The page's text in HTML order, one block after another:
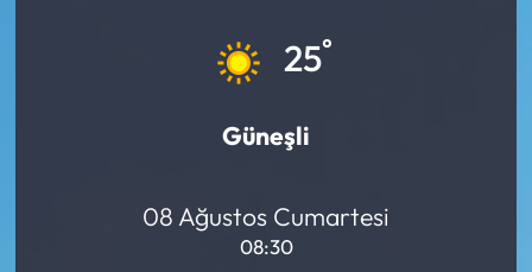
25°
Güneşli
08 Ağustos Cumartesi
08:30
İskilip Haberleri